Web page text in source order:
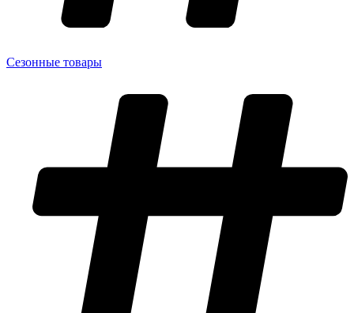
Сезонные товары